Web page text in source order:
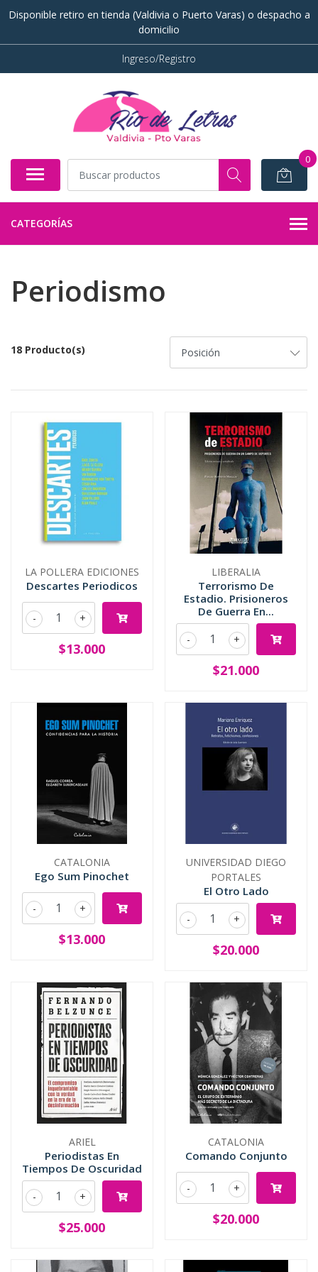
Disponible retiro en tienda (Valdivia o Puerto Varas) o despacho a
domicilio
Ingreso/Registro
0
CATEGORÍAS
Periodismo
18 Producto(s)
LA POLLERA EDICIONES
Descartes Periodicos
+
-
$13.000
LIBERALIA
Terrorismo De
Estadio. Prisioneros
De Guerra En...
+
-
$21.000
CATALONIA
Ego Sum Pinochet
+
-
$13.000
UNIVERSIDAD DIEGO
PORTALES
El Otro Lado
+
-
$20.000
ARIEL
Periodistas En
Tiempos De Oscuridad
+
-
$25.000
CATALONIA
Comando Conjunto
+
-
$20.000